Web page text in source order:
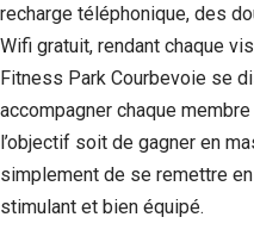
recharge téléphonique, des
Wifi gratuit, rendant chaque
Fitness Park Courbevoie se
accompagner chaque
l’objectif soit de gagner en
simplement de se remettre
stimulant et bien équipé.
Nécessaire
Ces cookies ne
sont pas
facultatifs. Ils
sont
nécessaires au
fonctionnement
du site Web.